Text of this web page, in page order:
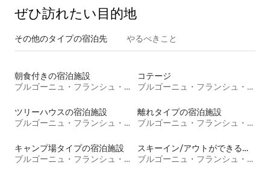
ぜひ訪⁠れ⁠た⁠い目⁠的⁠地
その他のタ⁠イ⁠プ⁠の宿⁠泊⁠先 やるべきこと
朝食付きの宿泊施設
ブルゴーニュ・フランシュ・コンテ
コテージ
ブルゴーニュ・フランシュ・コンテ
ツリーハウスの宿泊施設
ブルゴーニュ・フランシュ・コンテ
離れタイプの宿泊施設
ブルゴーニュ・フランシュ・コンテ
キャンプ場タイプの宿泊施設
ブルゴーニュ・フランシュ・コンテ
スキーイン/アウトができる宿泊先
ブルゴーニュ・フランシュ・コンテ